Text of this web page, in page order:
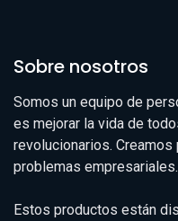
Sobre nosotros
Somos un equipo de
es mejorar la vida de
revolucionarios.
problemas empresariales.
Estos productos están